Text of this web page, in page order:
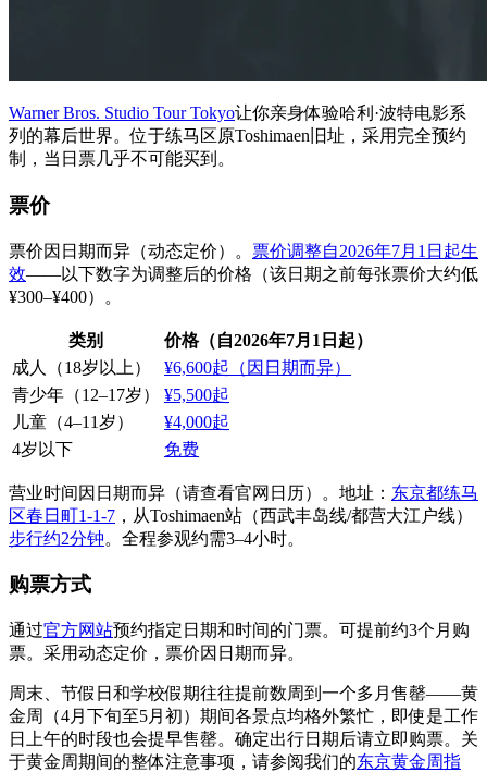
Warner Bros. Studio Tour Tokyo让你亲身体验哈利·波特电影系
列的幕后世界。位于练马区原Toshimaen旧址，采用完全预约
制，当日票几乎不可能买到。
票价
票价因日期而异（动态定价）。 票价调整自2026年7月1日起生
效——以下数字为调整后的价格（该日期之前每张票价大约低
¥300–¥400）。
类别
价格（自2026年7月1日起）
成人（18岁以上）
¥6,600起（因日期而异）
青少年（12–17岁）
¥5,500起
儿童（4–11岁）
¥4,000起
4岁以下
免费
营业时间因日期而异（请查看官网日历）。地址： 东京都练马
区春日町1-1-7 ，从Toshimaen站（西武丰岛线/都营大江户线）
步行约2分钟。全程参观约需3–4小时。
购票方式
通过官方网站预约指定日期和时间的门票。可提前约3个月购
票。采用动态定价，票价因日期而异。
周末、节假日和学校假期往往提前数周到一个多月售罄——黄
金周（4月下旬至5月初）期间各景点均格外繁忙，即使是工作
日上午的时段也会提早售罄。确定出行日期后请立即购票。关
于黄金周期间的整体注意事项，请参阅我们的东京黄金周指